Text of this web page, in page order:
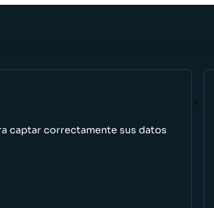
captar correctamente sus datos